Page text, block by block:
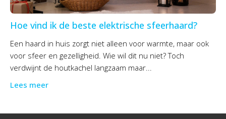
Hoe vind ik de beste elektrische sfeerhaard?
Een haard in huis zorgt niet alleen voor warmte, maar ook
voor sfeer en gezelligheid. Wie wil dit nu niet? Toch
verdwijnt de houtkachel langzaam maar...
Lees meer